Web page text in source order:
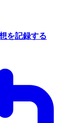
を記録する